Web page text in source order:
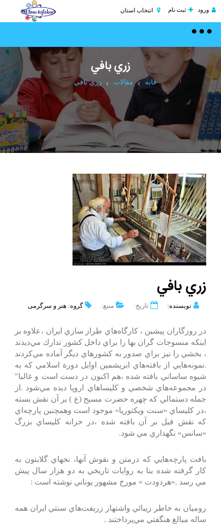
ورود ثبت نام انتخاب استان
Toggle
زري‌ بافي‌
خانه مقالات زري‌ بافي‌
زري‌ بافي‌
نویسنده: تاریخ: منبع: گروه: هنر و سرگرمی
در روزگاران‌ پيشين‌ ، كارگاه‌هاي‌ طراز سازي‌ ايران‌ ،علاوه‌ بر
اينكه‌ منسوجات‌ گران بها را براي‌ داخل‌ كشور تدارك‌ مي‌ديدند
، بخشي‌ را نيز براي‌ صدور به‌ كشورهاي‌ ديگر آماده‌ مي‌كردند
.نمونه‌هايي‌ از بافته‌هاي‌ ابريشمين‌ اوايل‌ دورة‌ اسلامي‌ كه‌ به‌
شيوه‌ ساساني‌ بافته‌ شده‌ ،هم‌ اكنون‌ در دست‌ است‌ و غالبا"
در مجموعه‌هاي‌ شخصي‌ و كليساهاي‌ اروپا ديده‌ مي‌شود .از
جمله‌ دستمالي‌ كه‌ چهره‌ حضرت‌ مسيح‌ (ع‌ ) بر آن‌ نقش‌ بسته‌
،در كليساي‌ «سنت‌ ويكتوريا» موجود است‌ وهمچنين‌ پارچه‌اي‌
كه‌ نقش‌ فيل‌ بر آن‌ بافته‌ شده‌ ،در خزانه‌ كليساي‌ بزرگ‌
«سانس‌» نگهداري‌ مي‌ شود.
بافت‌ پارچه‌هايي‌ كه‌ درمتن‌ و نقوش‌ آنها، نخهاي‌ گلابتون‌ به‌
كار گرفته‌ شده‌ بنا به‌ روايات‌ تاريخي‌ به‌ دو هزار سال‌ پيش‌
مي‌ رسد .«هردودت‌ » مورخ‌ مشهور يوناني‌ نوشته‌ است‌ :
روميان‌ به‌ خاطر زيبائي‌ واشتهار زربفت‌هاي‌ سنتي‌ ايران‌ همه‌
ساله‌ مبالغ‌ هنگفتي‌ مي‌پرداختند .